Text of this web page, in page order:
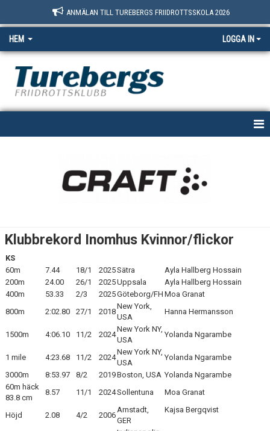
ANMÄLAN TILL TUREBERGS FRIIDROTTSSKOLA 2026
HEM LOGGA IN
ARRANGEMANG
STATISTIK & RESULTAT
FUNKTIONÄR
TÄVLINGAR
KONTAKT
UTBILDNING
Klubbrekord Inomhus Kvinnor/flickor
KS
60m
7.44 18/1 2025Sätra
Ayla Hallberg Hossain
200m
24.00 26/1 2025Uppsala
Ayla Hallberg Hossain
400m
53.33 2/3 2025Göteborg/FH Moa Granat
800m
2:02.80 27/1 2018
New York,
USA
Hanna Hermansson
1500m 4:06.10 11/2 2024
New York NY,
USA
Yolanda Ngarambe
1 mile 4:23.68 11/2 2024
New York NY,
USA
Yolanda Ngarambe
3000m
8:53.97 8/2 2019Boston, USA Yolanda Ngarambe
60m häck
83.8 cm
8.57 11/1 2024Sollentuna Moa Granat
Höjd 2.08 4/2 2006
Arnstadt,
GER
Kajsa Bergqvist